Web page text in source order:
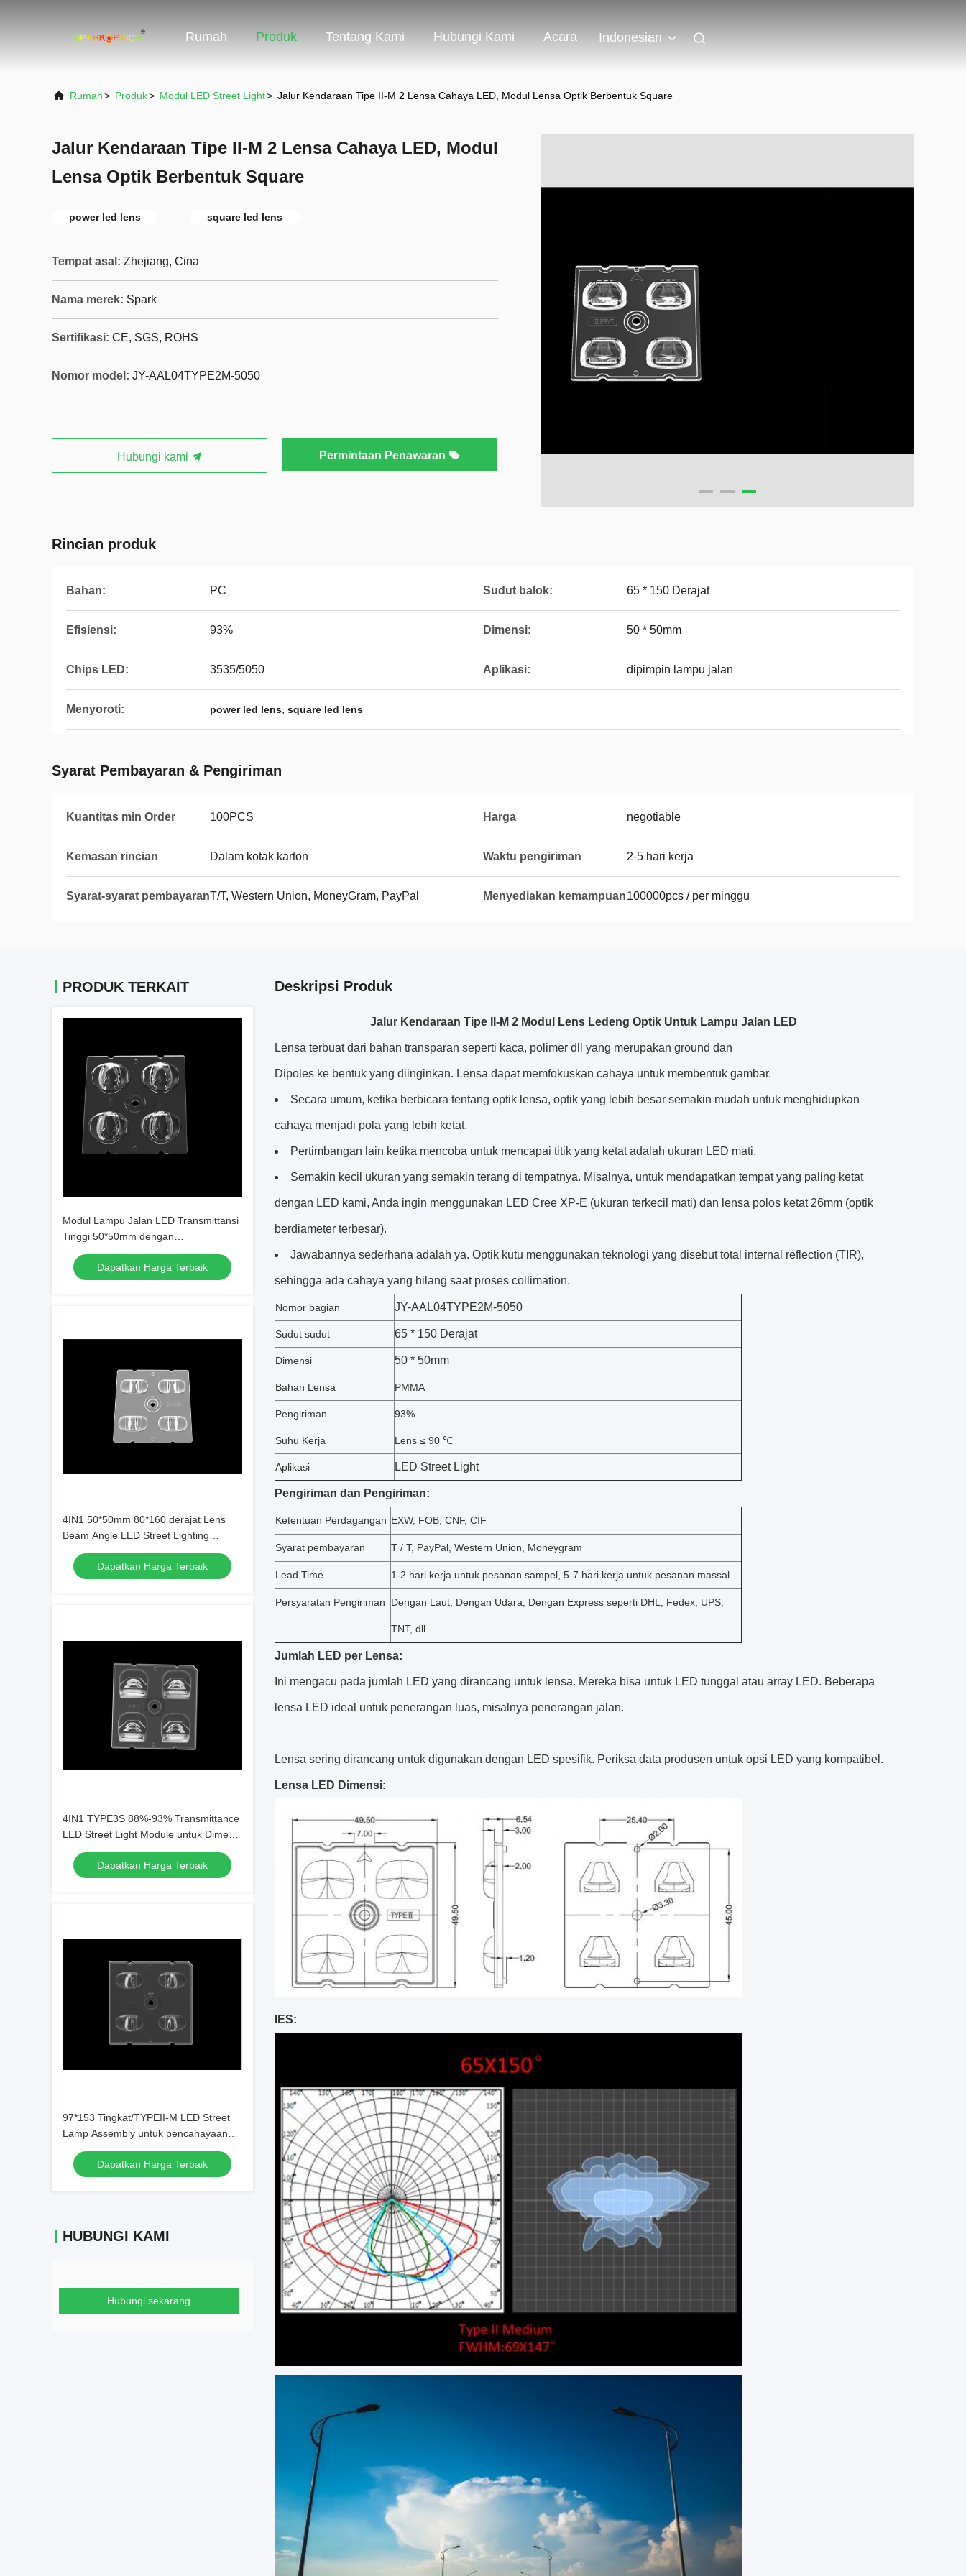
Rumah Produk Tentang Kami Hubungi Kami Acara Indonesian
Rumah> Produk> Modul LED Street Light> Jalur Kendaraan Tipe II-M 2 Lensa Cahaya LED, Modul Lensa Optik Berbentuk Square
Jalur Kendaraan Tipe II-M 2 Lensa Cahaya LED, Modul
Lensa Optik Berbentuk Square
power led lens square led lens
Tempat asal: Zhejiang, Cina
Nama merek: Spark
Sertifikasi: CE, SGS, ROHS
Nomor model: JY-AAL04TYPE2M-5050
Hubungi kami Permintaan Penawaran
Rincian produk
Bahan: PC Sudut balok: 65 * 150 Derajat
Efisiensi: 93% Dimensi: 50 * 50mm
Chips LED: 3535/5050 Aplikasi: dipimpin lampu jalan
Menyoroti: power led lens, square led lens
Syarat Pembayaran & Pengiriman
Kuantitas min Order 100PCS Harga negotiable
Kemasan rincian Dalam kotak karton Waktu pengiriman 2-5 hari kerja
Syarat-syarat pembayaranT/T, Western Union, MoneyGram, PayPal Menyediakan kemampuan100000pcs / per minggu
PRODUK TERKAIT
Modul Lampu Jalan LED Transmittansi
Tinggi 50*50mm dengan
4IN1TYPEII,ME1 Lens Type dan
SMD5050 LED Chips
Dapatkan Harga Terbaik
4IN1 50*50mm 80*160 derajat Lens
Beam Angle LED Street Lighting
Module untuk pencahayaan kota
Dapatkan Harga Terbaik
4IN1 TYPE3S 88%-93% Transmittance
LED Street Light Module untuk Dimensi
50*50mm dengan Bahan Lensa PC
Dapatkan Harga Terbaik
97*153 Tingkat/TYPEII-M LED Street
Lamp Assembly untuk pencahayaan
jalan dengan chip SMD5050/3535
Dapatkan Harga Terbaik
HUBUNGI KAMI
Hubungi sekarang
Deskripsi Produk
Jalur Kendaraan Tipe II-M 2 Modul Lens Ledeng Optik Untuk Lampu Jalan LED
Lensa terbuat dari bahan transparan seperti kaca, polimer dll yang merupakan ground dan
Dipoles ke bentuk yang diinginkan. Lensa dapat memfokuskan cahaya untuk membentuk gambar.
Secara umum, ketika berbicara tentang optik lensa, optik yang lebih besar semakin mudah untuk menghidupkan
cahaya menjadi pola yang lebih ketat.
Pertimbangan lain ketika mencoba untuk mencapai titik yang ketat adalah ukuran LED mati.
Semakin kecil ukuran yang semakin terang di tempatnya. Misalnya, untuk mendapatkan tempat yang paling ketat
dengan LED kami, Anda ingin menggunakan LED Cree XP-E (ukuran terkecil mati) dan lensa polos ketat 26mm (optik
berdiameter terbesar).
Jawabannya sederhana adalah ya. Optik kutu menggunakan teknologi yang disebut total internal reflection (TIR),
sehingga ada cahaya yang hilang saat proses collimation.
Nomor bagian JY-AAL04TYPE2M-5050
Sudut sudut 65 * 150 Derajat
Dimensi 50 * 50mm
Bahan Lensa PMMA
Pengiriman 93%
Suhu Kerja Lens ≤ 90 ℃
Aplikasi LED Street Light
Pengiriman dan Pengiriman:
Ketentuan Perdagangan EXW, FOB, CNF, CIF
Syarat pembayaran T / T, PayPal, Western Union, Moneygram
Lead Time 1-2 hari kerja untuk pesanan sampel, 5-7 hari kerja untuk pesanan massal
Persyaratan Pengiriman Dengan Laut, Dengan Udara, Dengan Express seperti DHL, Fedex, UPS,
TNT, dll
Jumlah LED per Lensa:
Ini mengacu pada jumlah LED yang dirancang untuk lensa. Mereka bisa untuk LED tunggal atau array LED. Beberapa
lensa LED ideal untuk penerangan luas, misalnya penerangan jalan.
Lensa sering dirancang untuk digunakan dengan LED spesifik. Periksa data produsen untuk opsi LED yang kompatibel.
Lensa LED Dimensi:
IES: